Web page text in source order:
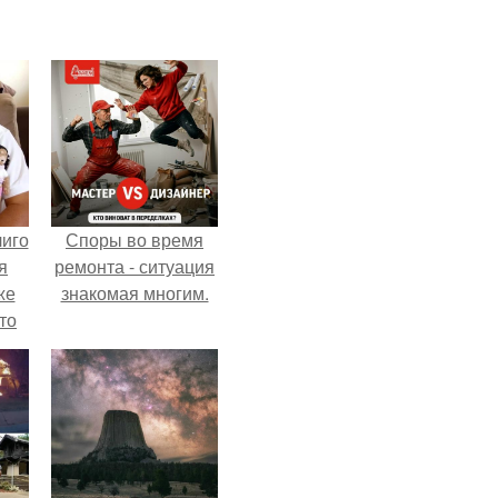
Споры во время
ремонта - ситуация
знакомая многим.